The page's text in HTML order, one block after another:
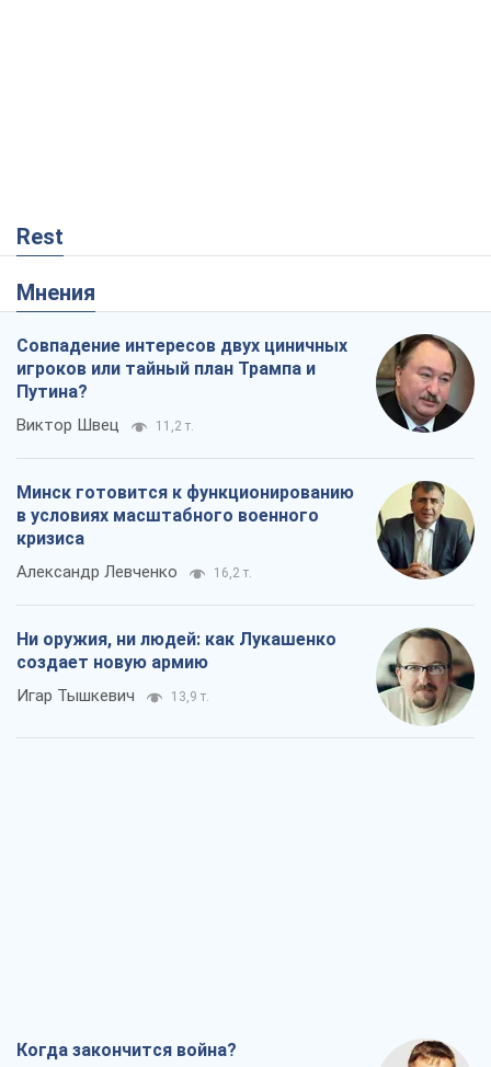
Rest
Мнения
Совпадение интересов двух циничных
игроков или тайный план Трампа и
Путина?
Виктор Швец 11,2 т.
Минск готовится к функционированию
в условиях масштабного военного
кризиса
Александр Левченко 16,2 т.
Ни оружия, ни людей: как Лукашенко
создает новую армию
Игар Тышкевич 13,9 т.
Когда закончится война?